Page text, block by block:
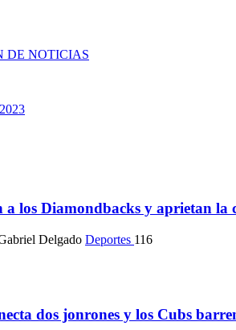
a los Diamondbacks y aprietan
Delgado Deportes 116
dos jonrones y los Cubs